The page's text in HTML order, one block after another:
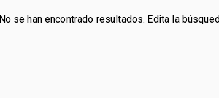
No se han encontrado resultados. Edita la